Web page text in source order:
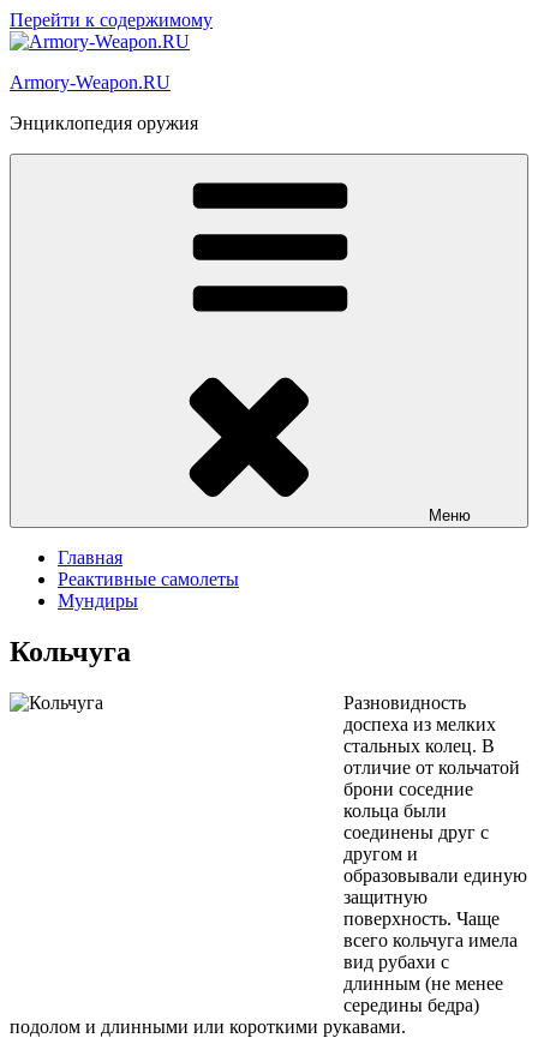
Перейти к содержимому
Armory-Weapon.RU
Энциклопедия оружия
Меню
Главная
Реактивные самолеты
Мундиры
Кольчуга
Разновидность
доспеха из мелких
стальных колец. В
отличие от кольчатой
брони соседние
кольца были
соединены друг с
другом и
образовывали единую
защитную
поверхность. Чаще
всего кольчуга имела
вид рубахи с
длинным (не менее
середины бедра)
подолом и длинными или короткими рукавами.